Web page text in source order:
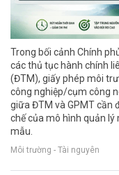
Trong bối cảnh Chính
các thủ tục hành chính
(ĐTM), giấy phép môi
công nghiệp/cụm công
giữa ĐTM và GPMT cần
chế của mô hình quản
mẫu.
Môi trường - Tài nguyên